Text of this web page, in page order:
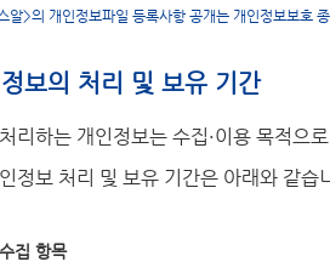
알>의 개인정보파일 등록사항 공개는 개인정보보
보의 처리 및 보유 기간
리하는 개인정보는 수집·이용 목적으
정보 처리 및 보유 기간은 아래와 같습
집 항목